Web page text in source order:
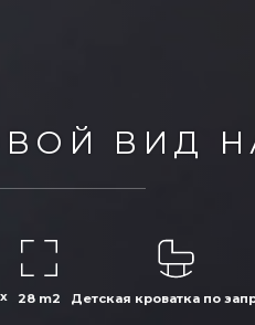
ВИД
28 m2 Детская кроватка по